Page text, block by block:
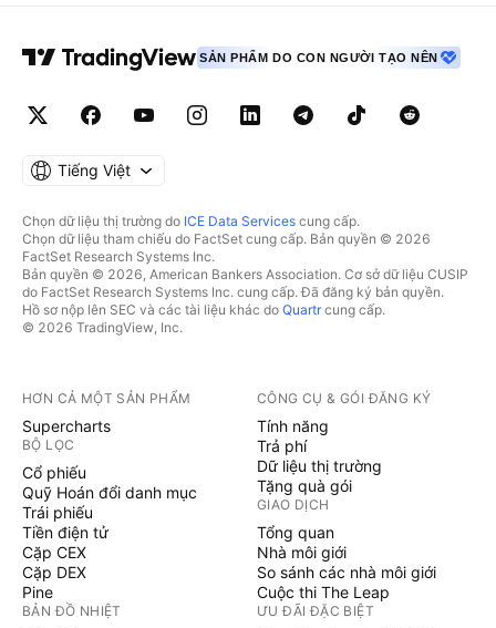
SẢN PHẨM DO CON NGƯỜI TẠO NÊN
Tiếng Việt
Chọn dữ liệu thị trường do ICE Data Services cung cấp.
Chọn dữ liệu tham chiếu do FactSet cung cấp. Bản quyền © 2026
FactSet Research Systems Inc.
Bản quyền © 2026, American Bankers Association. Cơ sở dữ liệu CUSIP
do FactSet Research Systems Inc. cung cấp. Đã đăng ký bản quyền.
Hồ sơ nộp lên SEC và các tài liệu khác do Quartrcung cấp.
© 2026 TradingView, Inc.
HƠN CẢ MỘT SẢN PHẨM
Supercharts
BỘ LỌC
Cổ phiếu
Quỹ Hoán đổi danh mục
Trái phiếu
Tiền điện tử
Cặp CEX
Cặp DEX
Pine
BẢN ĐỒ NHIỆT
CÔNG CỤ & GÓI ĐĂNG KÝ
Tính năng
Trả phí
Dữ liệu thị trường
Tặng quà gói
GIAO DỊCH
Tổng quan
Nhà môi giới
So sánh các nhà môi giới
Cuộc thi The Leap
ƯU ĐÃI ĐẶC BIỆT